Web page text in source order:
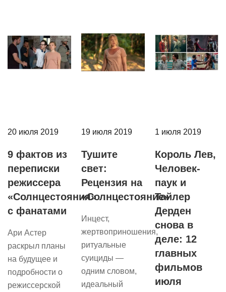
20 июля 2019
9 фактов из
переписки
режиссера
«Солнцестояния»
с фанатами
Ари Астер
раскрыл планы
на будущее и
подробности о
режиссерской
19 июля 2019
Тушите
свет:
Рецензия на
«Солнцестояние»
Инцест,
жертвоприношения,
ритуальные
суициды —
одним словом,
идеальный
1 июля 2019
Король Лев,
Человек-
паук и
Тайлер
Дерден
снова в
деле: 12
главных
фильмов
июля